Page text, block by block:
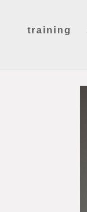
training